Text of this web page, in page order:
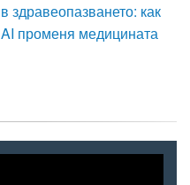
в здравеопазването: как
AI променя медицината